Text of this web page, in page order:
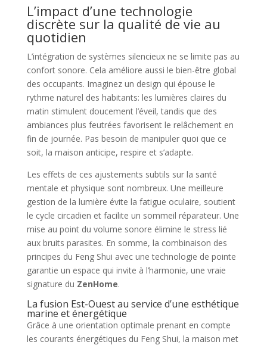
L’impact d’une technologie
discrète sur la qualité de vie au
quotidien
L’intégration de systèmes silencieux ne se limite pas au
confort sonore. Cela améliore aussi le bien-être global
des occupants. Imaginez un design qui épouse le
rythme naturel des habitants: les lumières claires du
matin stimulent doucement l’éveil, tandis que des
ambiances plus feutrées favorisent le relâchement en
fin de journée. Pas besoin de manipuler quoi que ce
soit, la maison anticipe, respire et s’adapte.
Les effets de ces ajustements subtils sur la santé
mentale et physique sont nombreux. Une meilleure
gestion de la lumière évite la fatigue oculaire, soutient
le cycle circadien et facilite un sommeil réparateur. Une
mise au point du volume sonore élimine le stress lié
aux bruits parasites. En somme, la combinaison des
principes du Feng Shui avec une technologie de pointe
garantie un espace qui invite à l’harmonie, une vraie
signature du ZenHome.
La fusion Est-Ouest au service d’une esthétique
marine et énergétique
Grâce à une orientation optimale prenant en compte
les courants énergétiques du Feng Shui, la maison met